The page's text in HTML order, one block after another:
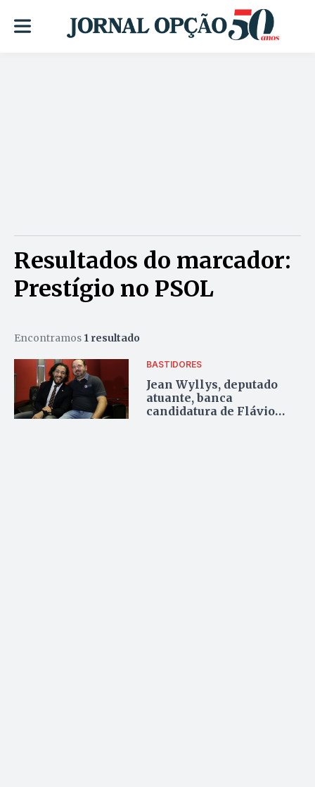
Resultados do marcador:
Prestígio no PSOL
Encontramos 1 resultado
BASTIDORES
Jean Wyllys, deputado
atuante, banca
candidatura de Flávio